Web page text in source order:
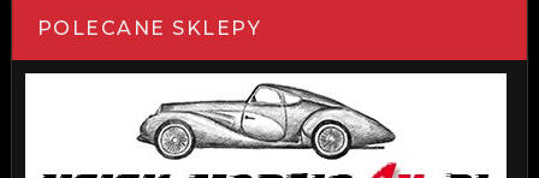
POLECANE SKLEPY